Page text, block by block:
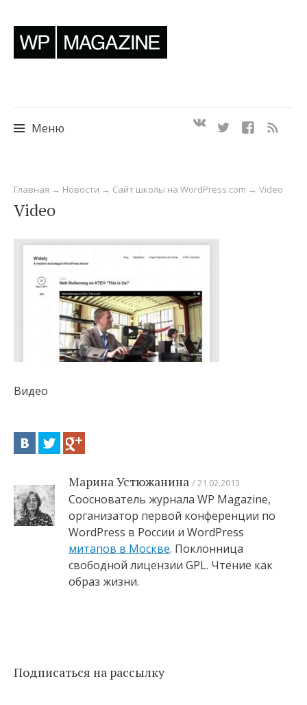
Меню
к
содержимому
Главная → Новости → Сайт школы на WordPress.com → Video
Video
Видео
Марина Устюжанина 21.02.2013
Сооснователь журнала WP Magazine,
организатор первой конференции по
WordPress в России и WordPress
митапов в Москве. Поклонница
свободной лицензии GPL. Чтение как
образ жизни.
Подписаться на рассылку